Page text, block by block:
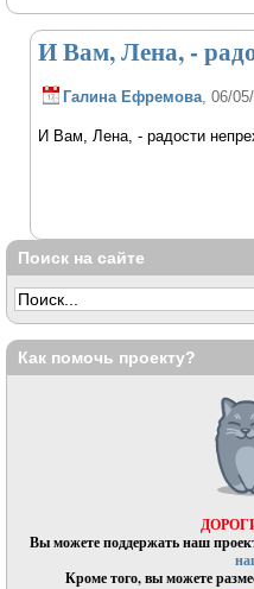
И Вам, Лена, -
Галина Ефремова, 06/
И Вам, Лена, - радости
Поиск на сайте
Как помочь проекту?
Вы можете поддержать наш
Кроме того, вы можете